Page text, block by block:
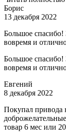
Борис
13 декабря 2022
Большое
вовремя и
Большое
вовремя и
Евгений
8 декабря 2022
Покупал привода
товар 6 мес или